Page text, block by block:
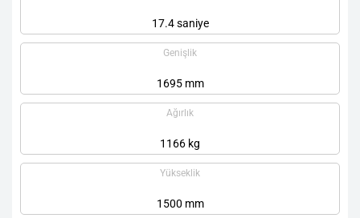
17.4 saniye
Genişlik
1695 mm
Ağırlık
1166 kg
Yükseklik
1500 mm